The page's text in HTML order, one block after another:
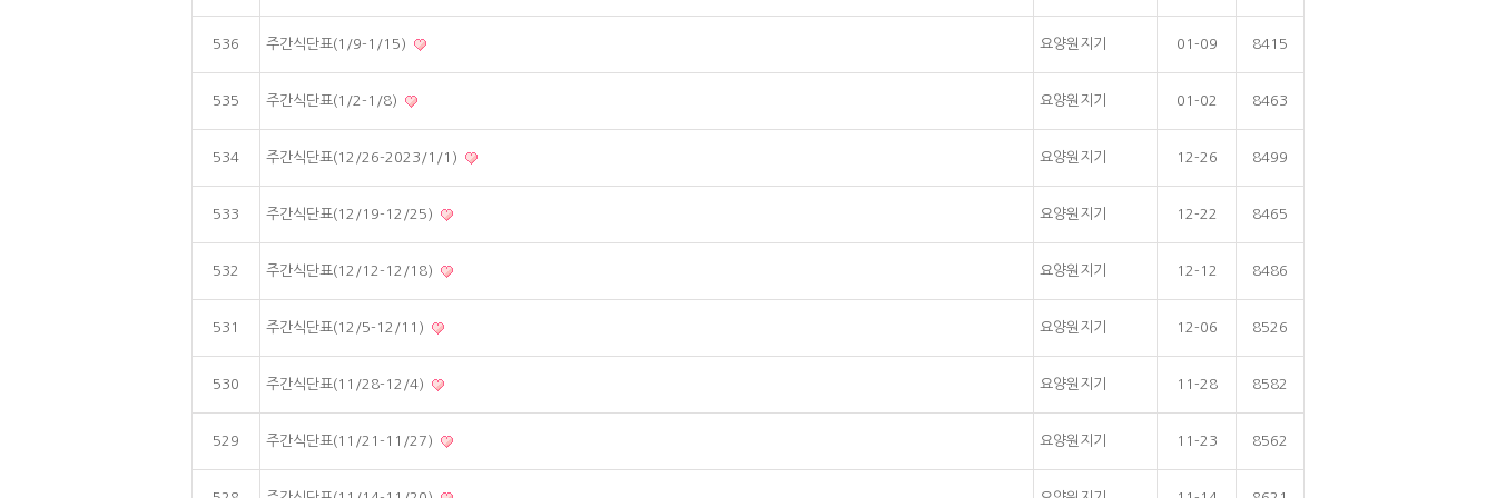
536 주간식단표(1/9-1/15) 요양원지기 01-09 8415
535 주간식단표(1/2-1/8) 요양원지기 01-02 8463
534 주간식단표(12/26-2023/1/1) 요양원지기 12-26 8499
533 주간식단표(12/19-12/25) 요양원지기 12-22 8465
532 주간식단표(12/12-12/18) 요양원지기 12-12 8486
531 주간식단표(12/5-12/11) 요양원지기 12-06 8526
530 주간식단표(11/28-12/4) 요양원지기 11-28 8582
529 주간식단표(11/21-11/27) 요양원지기 11-23 8562